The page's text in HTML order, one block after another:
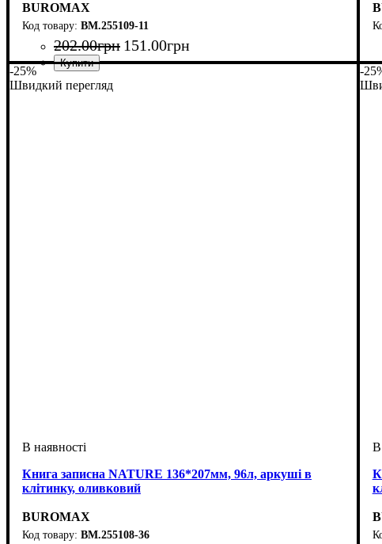
BUROMAX
BM.255109-11
202.00грн 151.00грн
-25%
Швидкий перегляд
Книга записна NATURE 136*207мм, 96л, аркуші в
клітинку, оливковий
BUROMAX
BM.255108-36
-